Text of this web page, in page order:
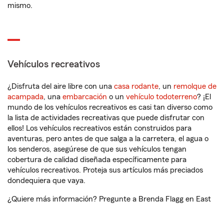
mismo.
Vehículos recreativos
¿Disfruta del aire libre con una casa rodante, un remolque de
acampada, una embarcación o un vehículo todoterreno? ¡El
mundo de los vehículos recreativos es casi tan diverso como
la lista de actividades recreativas que puede disfrutar con
ellos! Los vehículos recreativos están construidos para
aventuras, pero antes de que salga a la carretera, el agua o
los senderos, asegúrese de que sus vehículos tengan
cobertura de calidad diseñada específicamente para
vehículos recreativos. Proteja sus artículos más preciados
dondequiera que vaya.
¿Quiere más información? Pregunte a Brenda Flagg en East